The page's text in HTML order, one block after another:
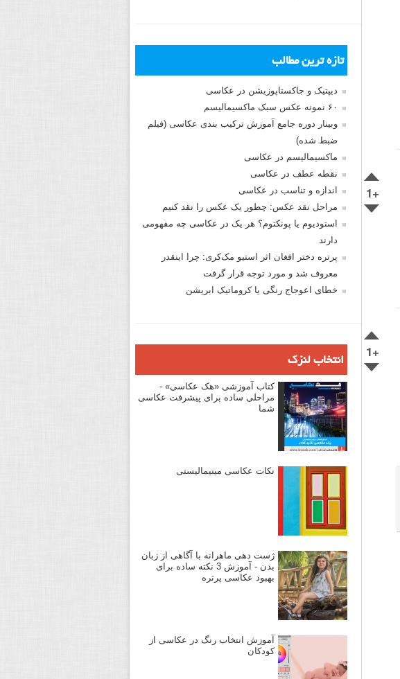
+1
+1
تازه ترین مطالب
دیپتیک و جاکستا‌پوزیشن در عکاسی
۶۰ نمونه عکس سبک ماکسیمالیسم
وبینار دوره جامع آموزش ترکیب بندی عکاسی (فیلم
ضبط شده)
ماکسیمالیسم در عکاسی
نقطه عطف در عکاسی
اندازه و تناسب در عکاسی
مراحل نقد عکس: چطور یک عکس را نقد کنیم
استودیوم یا پونکتوم؟ هر یک در عکاسی چه مفهومی
دارند
پرتره دختر افغان اثر استیو مک‌کری: چرا اینقدر
معروف شد و مورد توجه قرار گرفت
خطای اعوجاج رنگی یا کروماتیک ابریشن
انتخاب لنزک
کتاب آموزشی «هک عکاسی» -
مراحلی ساده برای پیشرفت عکاسی
شما
نکات عکاسی مینیمالیستی
ژست دهی ماهرانه با آگاهی از زبان
بدن - آموزش 3 نکته ساده برای
بهبود عکاسی پرتره
آموزش انتخاب رنگ در عکاسی از
کودکان